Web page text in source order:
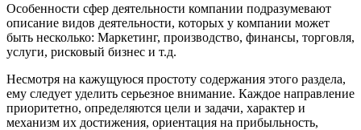
Особенности сфер деятельности компании подразумевают
описание видов деятельности, которых у компании может
быть несколько: Маркетинг, производство, финансы, торговля,
услуги, рисковый бизнес и т.д.
Несмотря на кажущуюся простоту содержания этого раздела,
ему следует уделить серьезное внимание. Каждое направление
приоритетно, определяются цели и задачи, характер и
механизм их достижения, ориентация на прибыльность,